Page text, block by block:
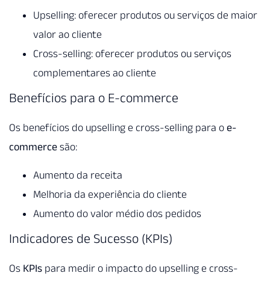
Upselling: oferecer produtos ou serviços de maior
valor ao cliente
Cross-selling: oferecer produtos ou serviços
complementares ao cliente
Benefícios para o E-commerce
Os benefícios do upselling e cross-selling para o e-
commerce são:
Aumento da receita
Melhoria da experiência do cliente
Aumento do valor médio dos pedidos
Indicadores de Sucesso (KPIs)
Os KPIs para medir o impacto do upselling e cross-